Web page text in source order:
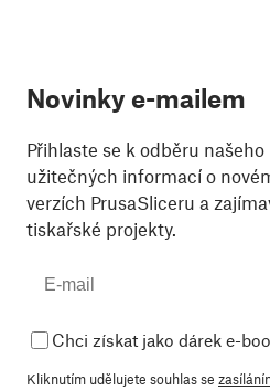
Novinky e-mailem
Přihlaste se k odběru našeho
užitečných informací o
verzích PrusaSliceru a
tiskařské projekty.
Chci získat jako dárek e-
Kliknutím udělujete souhlas se